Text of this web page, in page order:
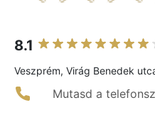
8.1
Veszprém, Virág Benedek
Mutasd a